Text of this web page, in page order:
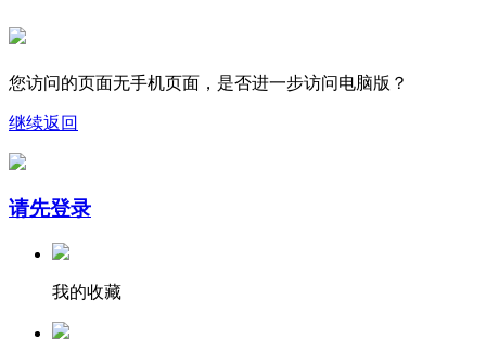
您访问的页面无手机页面，是否进一步访问电脑版？
继续返回
请先登录
我的收藏